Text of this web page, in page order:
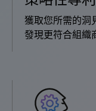
獲取您所需的洞
發現更符合組織